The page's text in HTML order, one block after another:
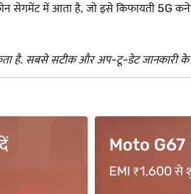
सेगमेंट में आता है, जो इसे किफायती 5G
है. सबसे सटीक और अप-टू-डेट जानकारी
OPPO
EMI ₹3,333 से